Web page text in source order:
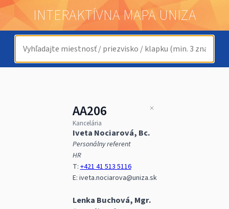
INTERAKTÍVNA MAPA UNIZA